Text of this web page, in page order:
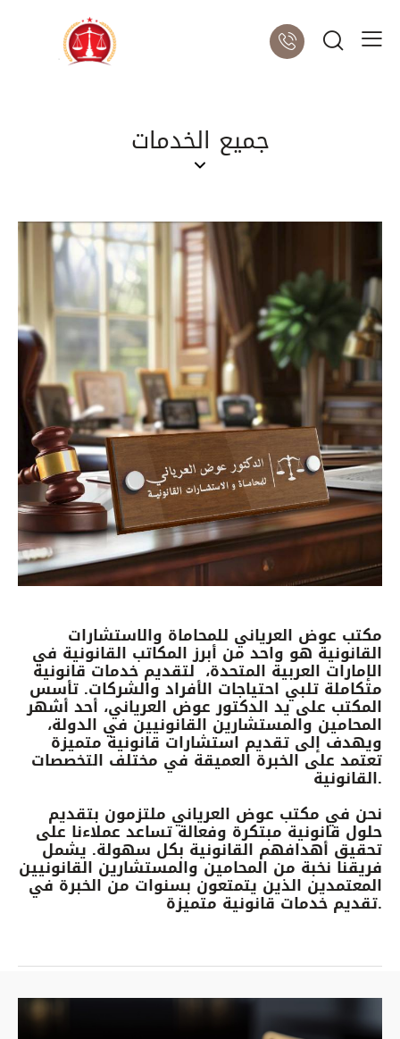
جميع الخدمات
مكتب عوض العرياني للمحاماة والاستشارات
القانونية هو واحد من أبرز المكاتب القانونية في
الإمارات العربية المتحدة، لتقديم خدمات قانونية
متكاملة تلبي احتياجات الأفراد والشركات. تأسس
المكتب على يد الدكتور عوض العرياني، أحد أشهر
المحامين والمستشارين القانونيين في الدولة،
ويهدف إلى تقديم استشارات قانونية متميزة
تعتمد على الخبرة العميقة في مختلف التخصصات
القانونية.
نحن في مكتب عوض العرياني ملتزمون بتقديم
حلول قانونية مبتكرة وفعالة تساعد عملاءنا على
تحقيق أهدافهم القانونية بكل سهولة. يشمل
فريقنا نخبة من المحامين والمستشارين القانونيين
المعتمدين الذين يتمتعون بسنوات من الخبرة في
تقديم خدمات قانونية متميزة.